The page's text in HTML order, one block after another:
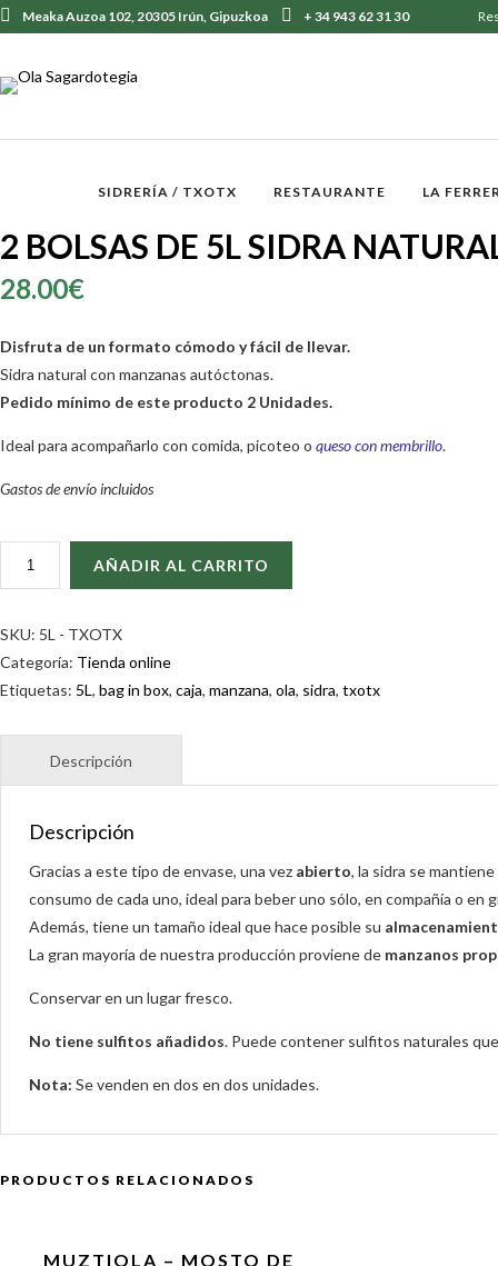
Meaka Auzoa 102, 20305 Irún, Gipuzkoa + 34 943 62 31 30
SIDRERÍA / TXOTX RESTAURANTE LA
2 BOLSAS DE 5L SIDRA
28.00€
Disfruta de un formato cómodo y fácil de llevar.
Sidra natural con manzanas autóctonas.
Pedido mínimo de este producto 2 Unidades.
Ideal para acompañarlo con comida, picoteo o queso con membrillo.
Gastos de envío incluidos
5L
SIDRA
NATURAL
CANTIDAD
AÑADIR AL CARRITO
SKU: 5L - TXOTX
Categoría: Tienda online
Etiquetas: 5L, bag in box, caja, manzana, ola, sidra, txotx
Descripción
Gracias a este tipo de envase, una vez abierto, la sidra se
consumo de cada uno, ideal para beber uno sólo, en compañía o en
Además, tiene un tamaño ideal que hace posible su
La gran mayoría de nuestra producción proviene de manzanos
Conservar en un lugar fresco.
No tiene sulfitos añadidos. Puede contener sulfitos naturales
Nota: Se venden en dos en dos unidades.
PRODUCTOS RELACIONADOS
MUZTIOLA – MOSTO DE